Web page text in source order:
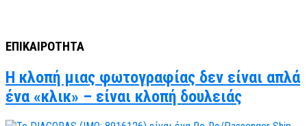
ΕΠΙΚΑΙΡΟΤΗΤΑ
Η κλοπή μιας φωτογραφίας δεν είναι απλά
ένα «κλικ» – είναι κλοπή δουλειάς